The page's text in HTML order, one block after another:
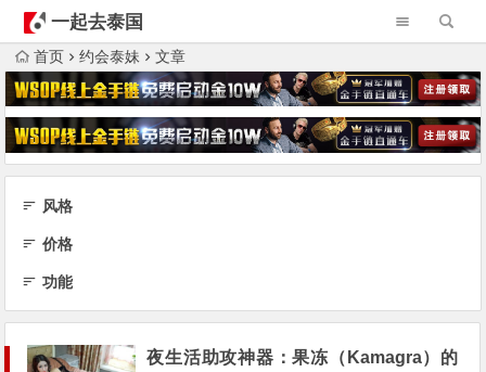
一起去泰国
首页 约会泰妹 文章
风格
价格
功能
夜生活助攻神器：果冻（Kamagra）的